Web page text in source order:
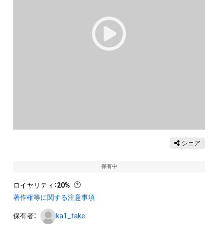
シェア
保有中
ロイヤリティ ：20%
著作権等に関する注意事項
保有者： ka1_take